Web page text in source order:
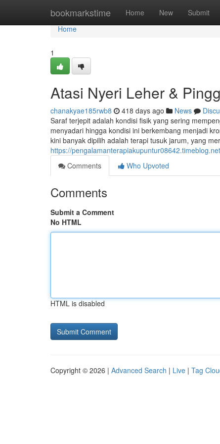
bookmarkstime Home New Submit
Home
Home
1
Atasi Nyeri Leher &
chanakyae185rwb8 418 days ago News
Saraf terjepit adalah kondisi fisik yang sering
menyadari hingga kondisi ini berkembang menjadi
kini banyak dipilih adalah terapi tusuk jarum, yang
https://
Comments
Who Upvoted
Comments
Submit a Comment
No HTML
HTML is disabled
Copyright © 2026 | Advanced Search | Live | Tag